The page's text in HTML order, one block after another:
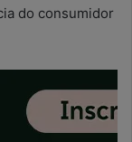
do consumidor